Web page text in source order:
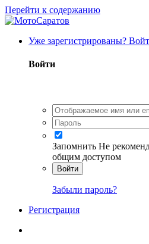
Перейти к содержанию
Уже зарегистрированы?
Войти
Запомнить Не
общим доступом
Войти
Забыли пароль?
Регистрация